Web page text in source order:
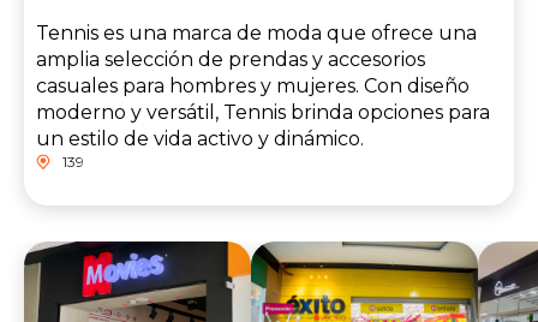
Tennis es una marca de moda que ofrece una
amplia selección de prendas y accesorios
casuales para hombres y mujeres. Con diseño
moderno y versátil, Tennis brinda opciones para
un estilo de vida activo y dinámico.
139